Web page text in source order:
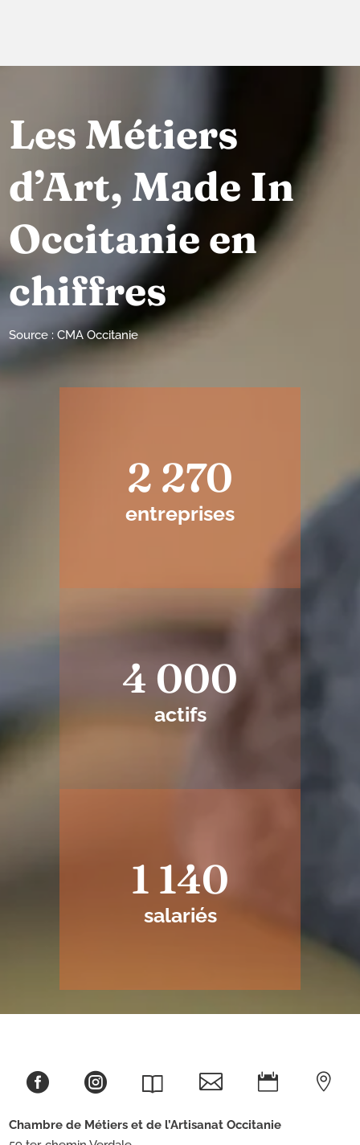
Les Métiers
d’Art, Made In
Occitanie en
chiffres
Source : CMA Occitanie
2 270
entreprises
4 000
actifs
1 140
salariés
    
Chambre de Métiers et de l’ArtisanatOccitanie